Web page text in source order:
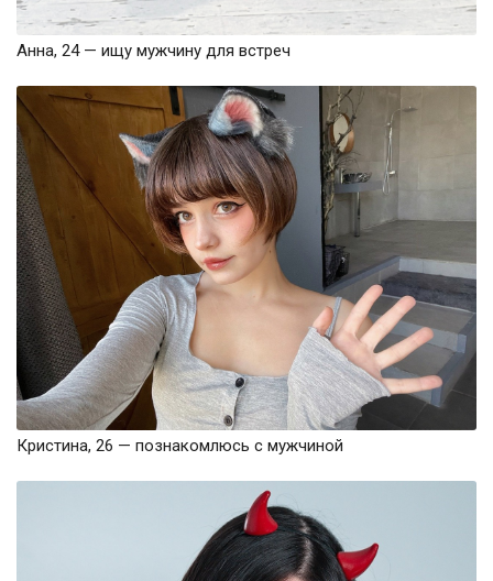
Анна, 24 — ищу мужчину для встреч
Кристина, 26 — познакомлюсь с мужчиной